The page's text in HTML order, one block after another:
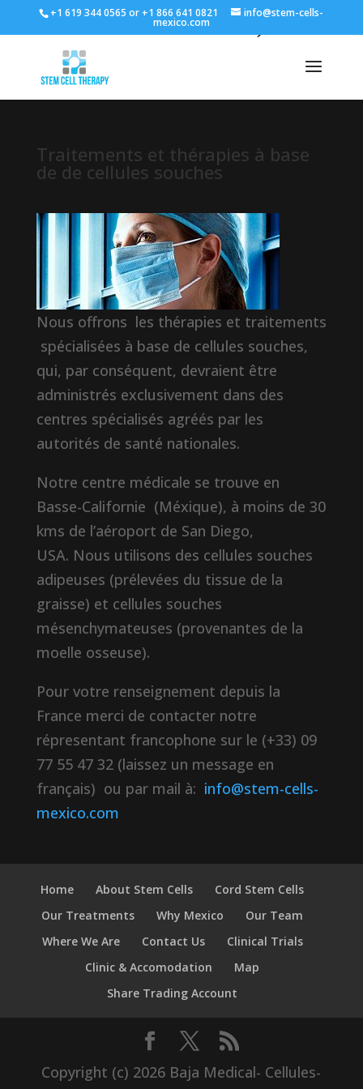
+1 619 344 0565 or +1 866 641 0821 info@stem-cells-
mexico.com
Traitements et thérapies à base
de de cellules souches
Nous offrons les thérapies et traitements
spécialisées à base de cellules souches,
qui, par conséquent, devraient être
administrés exclusivement dans des
centres spécialisés agréés par les
autorités de santé nationales.
Notre centre médicale se trouve en
Basse-Californie (Méxique), à moins de 30
kms de l’aéroport de San Diego,
USA. Nous utilisons des cellules souches
adipeuses (prélevées du tissue de la
graisse) et cellules souches
mésenchymateuses (provenantes de la
moelle osseuse).
Pour votre renseignement depuis la
France merci de contacter notre
répresentant francophone sur le (+33) 09
77 55 47 32 (laissez un message en
français) ou par mail à: info@stem-cells-
mexico.com
Home About Stem Cells
Cord Stem Cells
Our Treatments
Why Mexico
Our Team
Where We Are
Contact Us
Clinical Trials
Clinic & Accomodation
Map
Share Trading Account
Copyright (c) 2026 Baja Medical- Cellules-